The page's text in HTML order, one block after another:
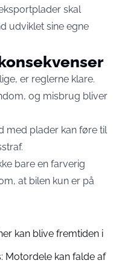
skal
udviklet sine egne
er reglerne klare.
og misbrug bliver
med plader kan føre til
bare en farverig
at bilen kun er på
kan blive fremtiden i
Motordele kan falde af